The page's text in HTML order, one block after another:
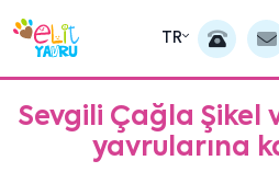
TR
Sevgili Çağla Şikel
yavrularına